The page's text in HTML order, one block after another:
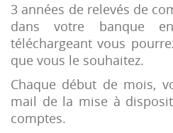
3 années de relevés de
dans votre banque
téléchargeant vous
que vous le souhaitez.
Chaque début de mois,
mail de la mise à
comptes.